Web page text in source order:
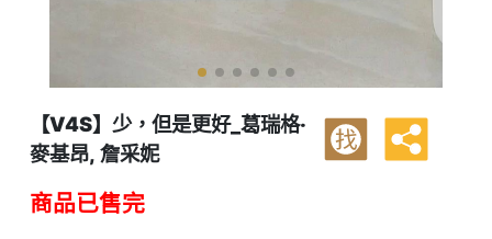
【V4S】少，但是更好_葛瑞格‧
麥基昂, 詹采妮
找
商品已售完